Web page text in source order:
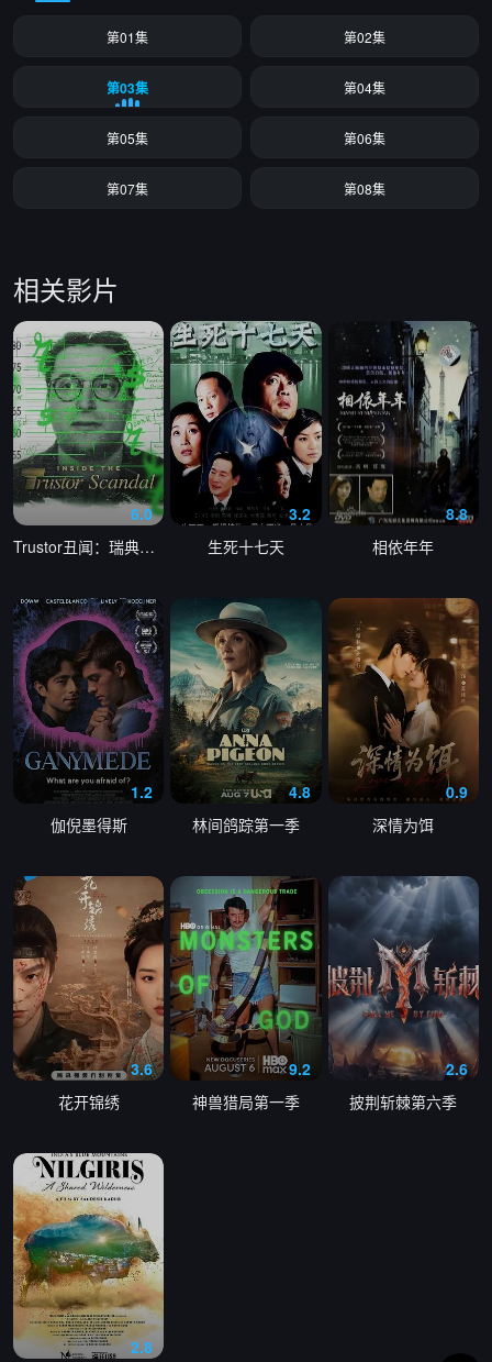
第01集 第02集
第03集 第04集
第05集 第06集
第07集 第08集
相关影片
6.0
Trustor丑闻：瑞典金融案内幕
3.2
生死十七天
8.8
相依年年
1.2
伽倪墨得斯
4.8
林间鸽踪第一季
0.9
深情为饵
3.6
花开锦绣
9.2
神兽猎局第一季
2.6
披荆斩棘第六季
2.8